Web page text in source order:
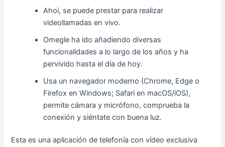
Ahoi, se puede prestar para realizar
videollamadas en vivo.
Omegle ha ido añadiendo diversas
funcionalidades a lo largo de los años y ha
pervivido hasta el día de hoy.
Usa un navegador moderno (Chrome, Edge o
Firefox en Windows; Safari en macOS/iOS),
permite cámara y micrófono, comprueba la
conexión y siéntate con buena luz.
Esta es una aplicación de telefonía con vídeo exclusiva